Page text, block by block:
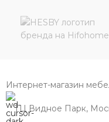
Интернет-магазин
ТЦ Видное Парк,